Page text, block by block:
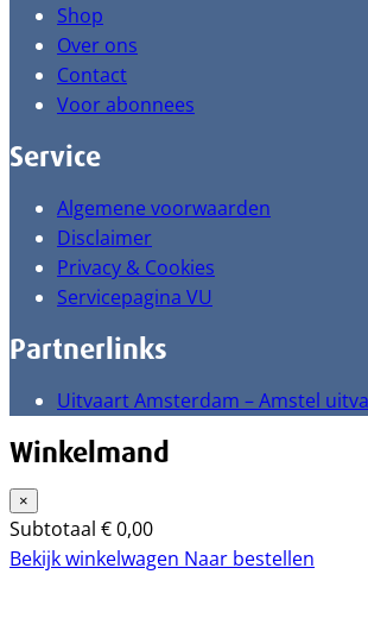
Shop
Over ons
Contact
Voor abonnees
Service
Algemene voorwaarden
Disclaimer
Privacy & Cookies
Servicepagina VU
Partnerlinks
Uitvaart Amsterdam – Amstel
Winkelmand
×
Subtotaal €0,00
Bekijk winkelwagen Naar bestellen